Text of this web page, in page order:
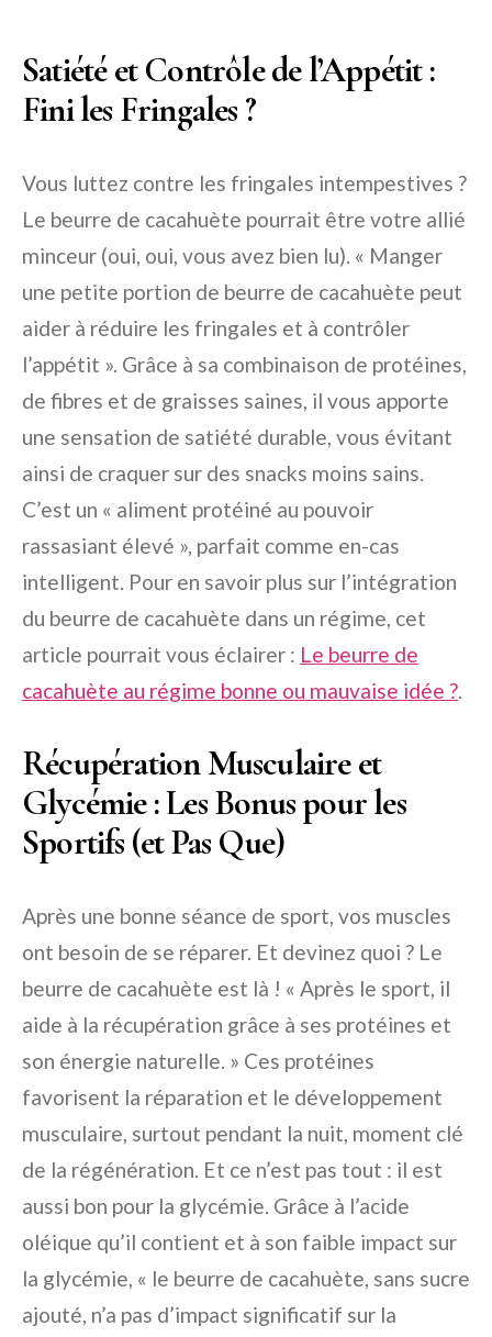
Satiété et Contrôle de l’Appétit :
Fini les Fringales ?
Vous luttez contre les fringales intempestives ?
Le beurre de cacahuète pourrait être votre allié
minceur (oui, oui, vous avez bien lu). « Manger
une petite portion de beurre de cacahuète peut
aider à réduire les fringales et à contrôler
l’appétit ». Grâce à sa combinaison de protéines,
de fibres et de graisses saines, il vous apporte
une sensation de satiété durable, vous évitant
ainsi de craquer sur des snacks moins sains.
C’est un « aliment protéiné au pouvoir
rassasiant élevé », parfait comme en-cas
intelligent. Pour en savoir plus sur l’intégration
du beurre de cacahuète dans un régime, cet
article pourrait vous éclairer : Le beurre de
cacahuète au régime bonne ou mauvaise idée ?.
Récupération Musculaire et
Glycémie : Les Bonus pour les
Sportifs (et Pas Que)
Après une bonne séance de sport, vos muscles
ont besoin de se réparer. Et devinez quoi ? Le
beurre de cacahuète est là ! « Après le sport, il
aide à la récupération grâce à ses protéines et
son énergie naturelle. » Ces protéines
favorisent la réparation et le développement
musculaire, surtout pendant la nuit, moment clé
de la régénération. Et ce n’est pas tout : il est
aussi bon pour la glycémie. Grâce à l’acide
oléique qu’il contient et à son faible impact sur
la glycémie, « le beurre de cacahuète, sans sucre
ajouté, n’a pas d’impact significatif sur la